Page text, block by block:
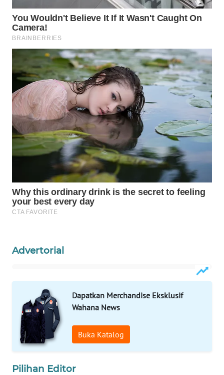
Advertorial
Dapatkan Merchandise Eksklusif
Wahana News
Buka Katalog
Pilihan Editor
WAHANA
PERSONA
OTOMOTIF
WAHANA
HEALTH
WAHANA
DESA
WISATA
WAHANA
Wahana
Network
LISTRIK
KELISTRIKAN
WALINKI
ID
MAWAKA